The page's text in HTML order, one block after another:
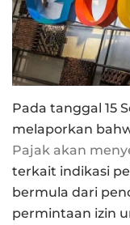
Pada tanggal 15
melaporkan
Pajak akan
terkait indikasi
bermula dari
permintaan izin